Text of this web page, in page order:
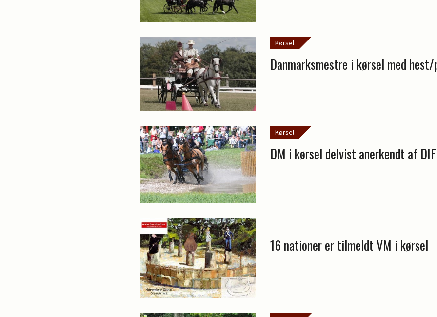
Kørsel
Danmarksmestre i kørsel med
Kørsel
DM i kørsel delvist anerkendt af DIF
16 nationer er tilmeldt VM i kørsel